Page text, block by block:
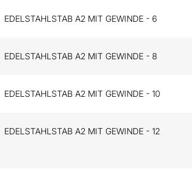
EDELSTAHLSTAB A2 MIT GEWINDE - 6
EDELSTAHLSTAB A2 MIT GEWINDE - 8
EDELSTAHLSTAB A2 MIT GEWINDE - 10
EDELSTAHLSTAB A2 MIT GEWINDE - 12